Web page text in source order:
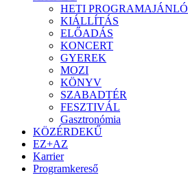
HETI PROGRAMAJÁNLÓ
KIÁLLÍTÁS
ELŐADÁS
KONCERT
GYEREK
MOZI
KÖNYV
SZABADTÉR
FESZTIVÁL
Gasztronómia
KÖZÉRDEKŰ
EZ+AZ
Karrier
Programkereső